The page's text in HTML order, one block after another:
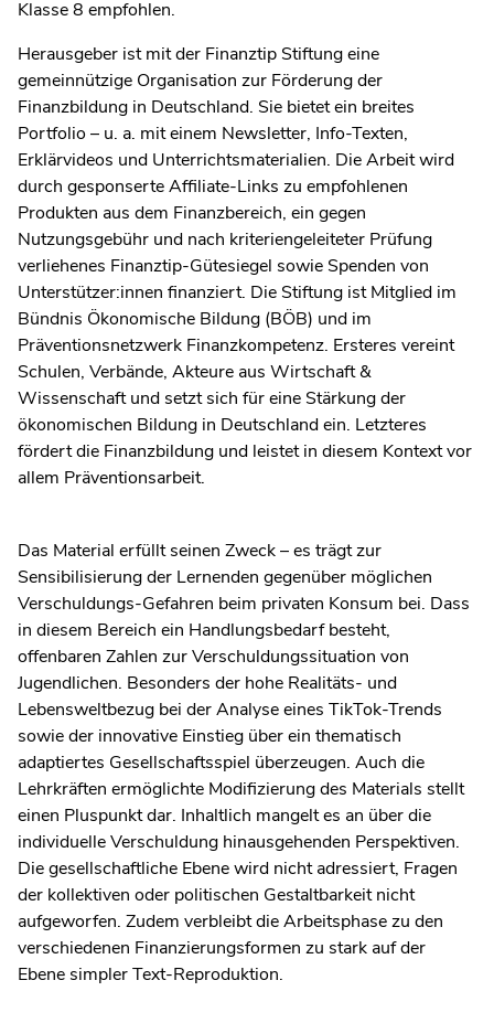
Klasse 8 empfohlen.
Herausgeber ist mit der Finanztip Stiftung eine
gemeinnützige Organisation zur Förderung der
Finanzbildung in Deutschland. Sie bietet ein breites
Portfolio – u. a. mit einem Newsletter, Info-Texten,
Erklärvideos und Unterrichtsmaterialien. Die Arbeit wird
durch gesponserte Affiliate-Links zu empfohlenen
Produkten aus dem Finanzbereich, ein gegen
Nutzungsgebühr und nach kriteriengeleiteter Prüfung
verliehenes Finanztip-Gütesiegel sowie Spenden von
Unterstützer:innen finanziert. Die Stiftung ist Mitglied im
Bündnis Ökonomische Bildung (BÖB) und im
Präventionsnetzwerk Finanzkompetenz. Ersteres vereint
Schulen, Verbände, Akteure aus Wirtschaft &
Wissenschaft und setzt sich für eine Stärkung der
ökonomischen Bildung in Deutschland ein. Letzteres
fördert die Finanzbildung und leistet in diesem Kontext vor
allem Präventionsarbeit.
Das Material erfüllt seinen Zweck – es trägt zur
Sensibilisierung der Lernenden gegenüber möglichen
Verschuldungs-Gefahren beim privaten Konsum bei. Dass
in diesem Bereich ein Handlungsbedarf besteht,
offenbaren Zahlen zur Verschuldungssituation von
Jugendlichen. Besonders der hohe Realitäts- und
Lebensweltbezug bei der Analyse eines TikTok-Trends
sowie der innovative Einstieg über ein thematisch
adaptiertes Gesellschaftsspiel überzeugen. Auch die
Lehrkräften ermöglichte Modifizierung des Materials stellt
einen Pluspunkt dar. Inhaltlich mangelt es an über die
individuelle Verschuldung hinausgehenden Perspektiven.
Die gesellschaftliche Ebene wird nicht adressiert, Fragen
der kollektiven oder politischen Gestaltbarkeit nicht
aufgeworfen. Zudem verbleibt die Arbeitsphase zu den
verschiedenen Finanzierungsformen zu stark auf der
Ebene simpler Text-Reproduktion.